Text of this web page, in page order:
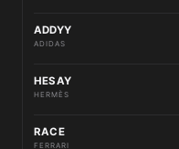
ADDYY
ADIDAS
HESAY
HERMÈS
RACE
FERRARI